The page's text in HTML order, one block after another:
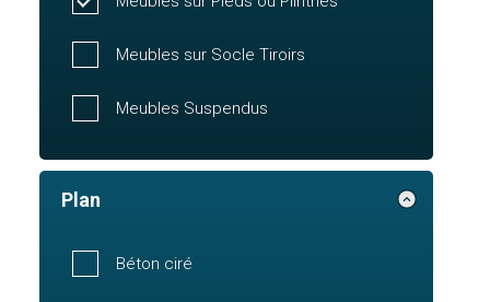
Meubles sur Socle Tiroirs
Meubles Suspendus
Plan
Béton ciré